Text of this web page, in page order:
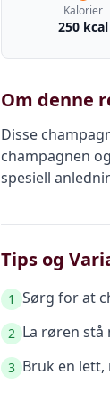
Kalorier
250 kcal
Om denne
Disse
champagnen
spesiell
Tips og
1 Sørg for at
2 La røren
3 Bruk en lett,